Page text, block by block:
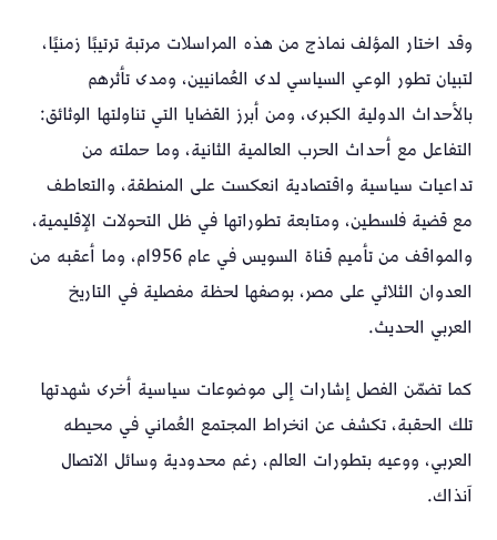
وقد اختار المؤلف نماذج من هذه المراسلات مرتبة ترتيبًا زمنيًا،
لتبيان تطور الوعي السياسي لدى العُمانيين، ومدى تأثرهم
بالأحداث الدولية الكبرى، ومن أبرز القضايا التي تناولتها الوثائق:
التفاعل مع أحداث الحرب العالمية الثانية، وما حملته من
تداعيات سياسية واقتصادية انعكست على المنطقة، والتعاطف
مع قضية فلسطين، ومتابعة تطوراتها في ظل التحولات الإقليمية،
والمواقف من تأميم قناة السويس في عام 1956م، وما أعقبه من
العدوان الثلاثي على مصر، بوصفها لحظة مفصلية في التاريخ
العربي الحديث.
كما تضمّن الفصل إشارات إلى موضوعات سياسية أخرى شهدتها
تلك الحقبة، تكشف عن انخراط المجتمع العُماني في محيطه
العربي، ووعيه بتطورات العالم، رغم محدودية وسائل الاتصال
آنذاك.